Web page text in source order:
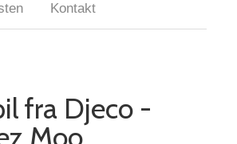
Kontakt
fra Djeco -
Moo.